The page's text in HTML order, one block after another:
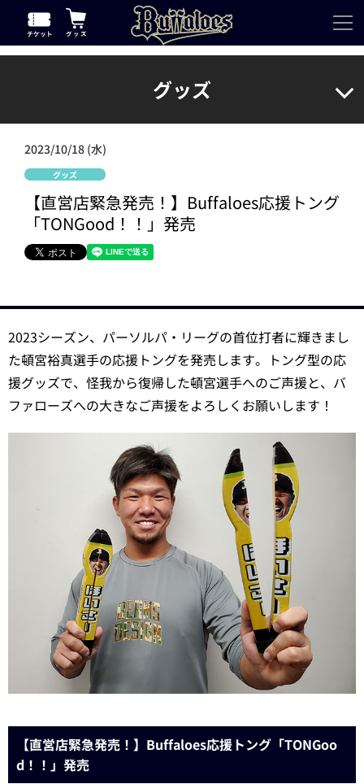
グッズ
2023/10/18 (水)
グッズ
【直営店緊急発売！】Buffaloes応援トング
「TONGood！！」発売
2023シーズン、パーソルパ・リーグの首位打者に輝きまし
た頓宮裕真選手の応援トングを発売します。トング型の応
援グッズで、怪我から復帰した頓宮選手へのご声援と、バ
ファローズへの大きなご声援をよろしくお願いします！
【直営店緊急発売！】Buffaloes応援トング「TONGoo
d！！」発売